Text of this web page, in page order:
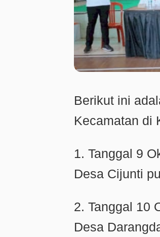
Berikut ini
Kecamatan di
1. Tanggal 9
Desa Cijunti
2. Tanggal 10
Desa